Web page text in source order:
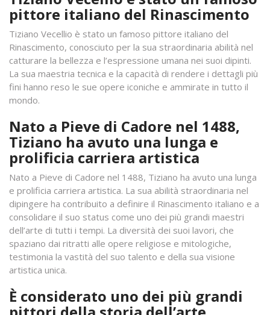
pittore italiano del Rinascimento
Tiziano Vecellio è stato un famoso pittore italiano del
Rinascimento, conosciuto per la sua straordinaria abilità nel
catturare la bellezza e l’espressione umana nei suoi dipinti.
La sua maestria tecnica e la capacità di rendere i dettagli più
fini hanno reso le sue opere iconiche e ammirate in tutto il
mondo.
Nato a Pieve di Cadore nel 1488,
Tiziano ha avuto una lunga e
prolificia carriera artistica
Nato a Pieve di Cadore nel 1488, Tiziano ha avuto una lunga
e prolificia carriera artistica. La sua abilità straordinaria nel
dipingere ha contribuito a definire il Rinascimento italiano e a
consolidare il suo status come uno dei più grandi maestri
dell’arte di tutti i tempi. La diversità dei suoi lavori, che
spaziano dai ritratti alle opere religiose e mitologiche,
testimonia la vastità del suo talento e della sua visione
artistica unica.
È considerato uno dei più grandi